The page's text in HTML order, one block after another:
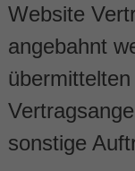
Website
angebahnt
sonstige